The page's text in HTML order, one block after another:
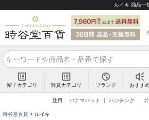
ルイキ 商品一
帽子カテゴリ 雑貨カテゴリ ブランド おすす
注目 パナマハット ハンチング
時谷堂百貨 ルイキ